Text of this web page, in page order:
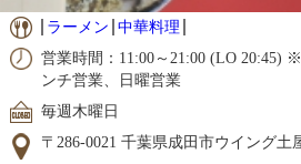
ラーメン 中華料理
営業時間：11:00～21:00 (LO 20:45)
ンチ営業、日曜営業
毎週木曜日
〒286-0021 千葉県成田市ウイング